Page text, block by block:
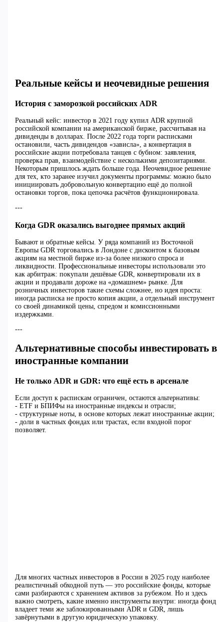
Реальные кейсы и неочевидные решения
История с заморозкой российских ADR
Реальный кейс: инвестор в 2021 году купил ADR крупной
российской компании на американской бирже, рассчитывая на
дивиденды в долларах. После 2022 года торги расписками
остановили, часть дивидендов «зависла», а конвертация в
российские акции потребовала танцев с бубном: заявления,
проверка прав, взаимодействие с несколькими депозитариями.
Некоторым пришлось ждать больше года. Неочевидное решение
для тех, кто заранее изучил документы программы: можно было
инициировать добровольную конвертацию ещё до полной
остановки торгов, пока цепочка расчётов функционировала.
---
Когда GDR оказались выгоднее прямых акций
Бывают и обратные кейсы. У ряда компаний из Восточной
Европы GDR торговались в Лондоне с дисконтом к базовым
акциям на местной бирже из-за более низкого спроса и
ликвидности. Профессиональные инвесторы использовали это
как арбитраж: покупали дешёвые GDR, конвертировали их в
акции и продавали дороже на «домашнем» рынке. Для
розничных инвесторов такие схемы сложнее, но идея проста:
иногда расписка не просто копия акции, а отдельный инструмент
со своей динамикой цены, спредом и комиссионными
издержками.
---
Альтернативные способы инвестировать в
иностранные компании
Не только ADR и GDR: что ещё есть в арсенале
Если доступ к распискам ограничен, остаются альтернативы:
- ETF и БПИФы на иностранные индексы и отрасли;
- структурные ноты, в основе которых лежат иностранные акции;
- доли в частных фондах или трастах, если входной порог
позволяет.
Для многих частных инвесторов в России в 2025 году наиболее
реалистичный обходной путь — это российские фонды, которые
сами разбираются с хранением активов за рубежом. Но и здесь
важно смотреть, какие именно инструменты внутри: иногда фонд
владеет теми же заблокированными ADR и GDR, лишь
завёрнутыми в другую юридическую упаковку.